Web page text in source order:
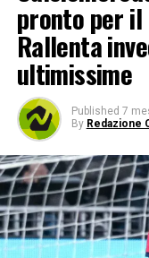
pronto per il
Rallenta
ultimissime
Published 7
By Redazione